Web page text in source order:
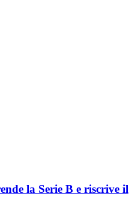
la Serie B e riscrive il